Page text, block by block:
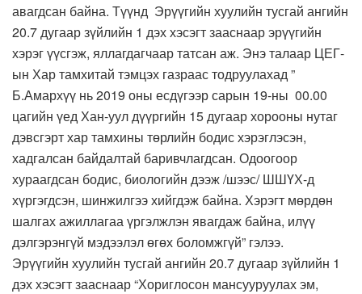
авагдсан байна. Түүнд Эрүүгийн хуулийн тусгай ангийн
20.7 дугаар зүйлийн 1 дэх хэсэгт зааснаар эрүүгийн
хэрэг үүсгэж, яллагдагчаар татсан аж. Энэ талаар ЦЕГ-
ын Хар тамхитай тэмцэх газраас тодруулахад ”
Б.Амархүү нь 2019 оны есдүгээр сарын 19-ны 00.00
цагийн үед Хан-уул дүүргийн 15 дугаар хорооны нутаг
дэвсгэрт хар тамхины төрлийн бодис хэрэглэсэн,
хадгалсан байдалтай баривчлагдсан. Одоогоор
хураагдсан бодис, биологийн дээж /шээс/ ШШҮХ-д
хүргэгдсэн, шинжилгээ хийгдэж байна. Хэрэгт мөрдөн
шалгах ажиллагаа үргэлжлэн явагдаж байна, илүү
дэлгэрэнгүй мэдээлэл өгөх боломжгүй” гэлээ.
Эрүүгийн хуулийн тусгай ангийн 20.7 дугаар зүйлийн 1
дэх хэсэгт зааснаар “Хориглосон мансууруулах эм,